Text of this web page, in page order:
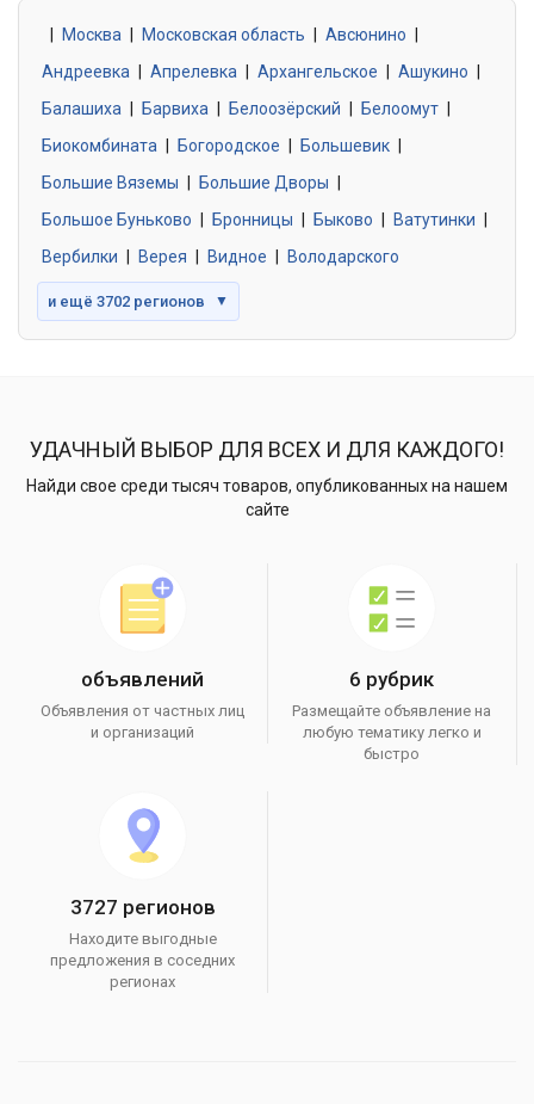
0 объявлений
Знакомства без обязательств
0 объявлений
Москва Московская область Авсюнино
Андреевка
Апрелевка Архангельское Ашукино
Балашиха
Барвиха Белоозёрский Белоомут
Биокомбината
Богородское Большевик
Большие Вяземы
Большие Дворы
Большое Буньково
Бронницы Быково Ватутинки
Вербилки
Верея Видное Володарского
и ещё 3702 регионов ▼
УДАЧНЫЙ ВЫБОР ДЛЯ ВСЕХ И ДЛЯ КАЖДОГО!
Найди свое среди тысяч товаров, опубликованных на нашем
сайте
объявлений
Объявления от частных лиц
и организаций
6 рубрик
Размещайте объявление на
любую тематику легко и
быстро
3727 регионов
Находите выгодные
предложения в соседних
регионах